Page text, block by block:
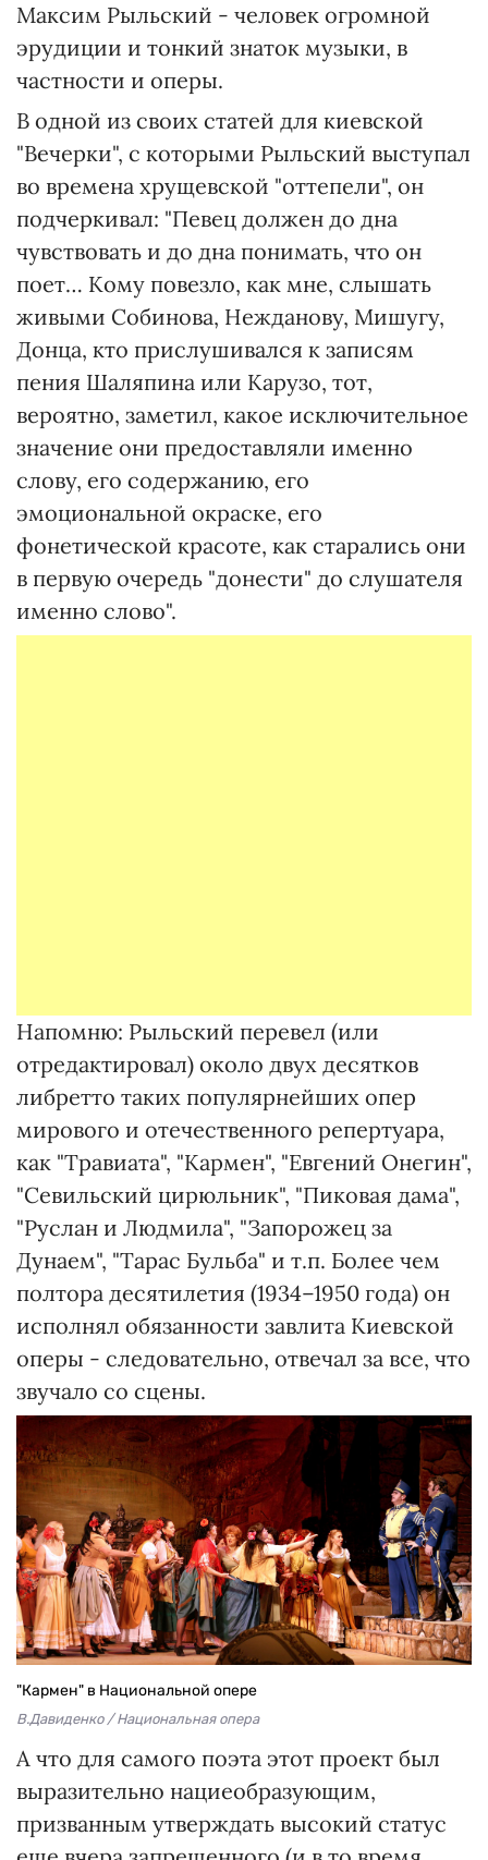
Максим Рыльский - человек огромной
эрудиции и тонкий знаток музыки, в
частности и оперы.
В одной из своих статей для киевской
"Вечерки", с которыми Рыльский выступал
во времена хрущевской "оттепели", он
подчеркивал: "Певец должен до дна
чувствовать и до дна понимать, что он
поет… Кому повезло, как мне, слышать
живыми Собинова, Нежданову, Мишугу,
Донца, кто прислушивался к записям
пения Шаляпина или Карузо, тот,
вероятно, заметил, какое исключительное
значение они предоставляли именно
слову, его содержанию, его
эмоциональной окраске, его
фонетической красоте, как старались они
в первую очередь "донести" до слушателя
именно слово".
Напомню: Рыльский перевел (или
отредактировал) около двух десятков
либретто таких популярнейших опер
мирового и отечественного репертуара,
как "Травиата", "Кармен", "Евгений Онегин",
"Севильский цирюльник", "Пиковая дама",
"Руслан и Людмила", "Запорожец за
Дунаем", "Тарас Бульба" и т.п. Более чем
полтора десятилетия (1934–1950 года) он
исполнял обязанности завлита Киевской
оперы - следовательно, отвечал за все, что
звучало со сцены.
"Кармен" в Национальной опере
В.Давиденко / Национальная опера
А что для самого поэта этот проект был
выразительно нациеобразующим,
призванным утверждать высокий статус